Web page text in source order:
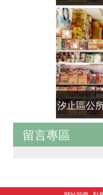
汐止區公
留言專區